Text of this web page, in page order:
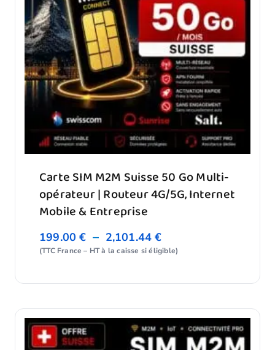
Carte SIM M2M Suisse 50 Go Multi-
opérateur | Routeur 4G/5G, Internet
Mobile & Entreprise
199.00€ – 2,101.44€
(TTC France – HT à la caisse si éligible)